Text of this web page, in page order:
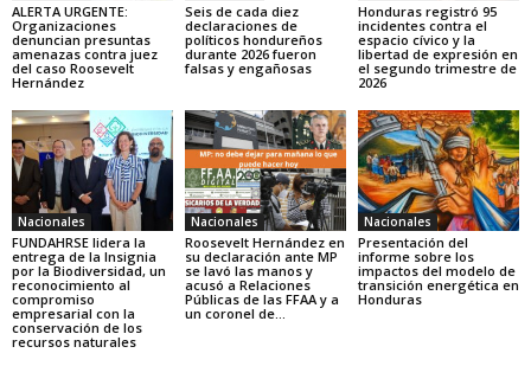
ALERTA URGENTE:
Organizaciones
denuncian presuntas
amenazas contra juez
del caso Roosevelt
Hernández
Seis de cada diez
declaraciones de
políticos hondureños
durante 2026 fueron
falsas y engañosas
Honduras registró 95
incidentes contra el
espacio cívico y la
libertad de expresión en
el segundo trimestre de
2026
Nacionales
FUNDAHRSE lidera la
entrega de la Insignia
por la Biodiversidad, un
reconocimiento al
compromiso
empresarial con la
conservación de los
recursos naturales
Nacionales
Roosevelt Hernández en
su declaración ante MP
se lavó las manos y
acusó a Relaciones
Públicas de las FFAA y a
un coronel de...
Nacionales
Presentación del
informe sobre los
impactos del modelo de
transición energética en
Honduras